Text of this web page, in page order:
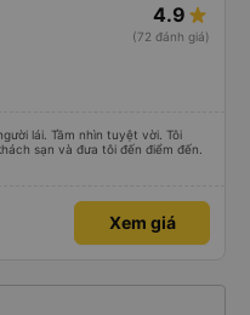
4.9
(72 đánh giá)
lái. Tầm nhìn tuyệt vời. Tôi
sạn và đưa tôi đến điểm đến.
Xem giá